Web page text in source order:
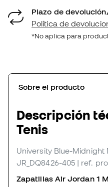
Plazo de
Política de
*No aplica para
Sobre el producto
Descripción
Tenis
University Blue-Midnight
JR_DQ8426-405 | ref.
Zapatillas Air Jordan 1